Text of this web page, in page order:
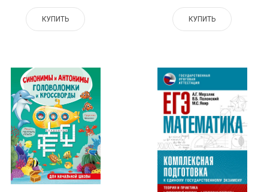
КУПИТЬ КУПИТЬ